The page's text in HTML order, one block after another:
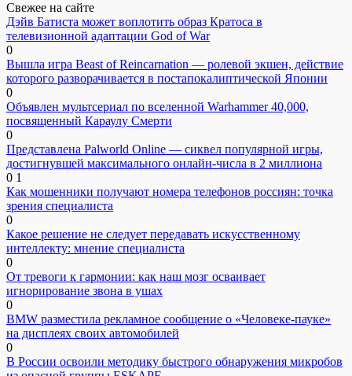
Свежее на сайте
Дэйв Батиста может воплотить образ Кратоса в
телевизионной адаптации God of War
0
Вышла игра Beast of Reincarnation — ролевой экшен, действие
которого разворачивается в постапокалиптической Японии
0
Объявлен мультсериал по вселенной Warhammer 40,000,
посвященный Караулу Смерти
0
Представлена Palworld Online — сиквел популярной игры,
достигнувшей максимального онлайн-числа в 2 миллиона
0 1
Как мошенники получают номера телефонов россиян: точка
зрения специалиста
0
Какое решение не следует передавать искусственному
интеллекту: мнение специалиста
0
От тревоги к гармонии: как наш мозг осваивает
игнорирование звона в ушах
0
BMW разместила рекламное сообщение о «Человеке-пауке»
на дисплеях своих автомобилей
0
В России освоили методику быстрого обнаружения микробов